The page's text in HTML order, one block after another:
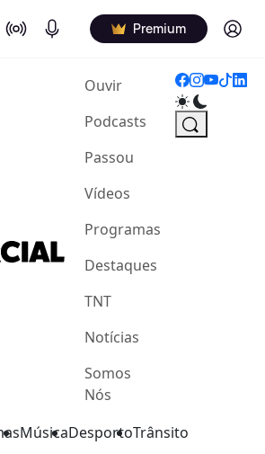
On Air Podcasts Premium Log in
Ouvir(current)
Podcasts
Passou
Vídeos
Programas
Destaques
TNT
Notícias
Somos
Nós
MúsicaDesportoTrânsito